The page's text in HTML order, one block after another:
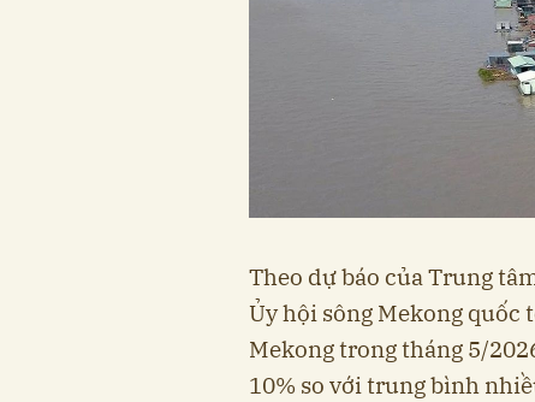
Theo dự báo của Trung
Ủy hội sông Mekong quốc
Mekong trong tháng 5/
10% so với trung bình